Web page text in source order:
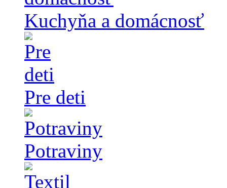
Kuchyňa a domácnosť
Pre deti
Potraviny